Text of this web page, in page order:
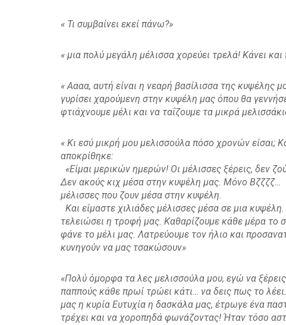
« Τι συμβαίνει εκεί πάνω?»
« μια πολύ μεγάλη μέλισσα χορεύει τρελά! Κάνει
« Αααα, αυτή είναι η νεαρή βασίλισσα της κυψέλης
γυρίσει χαρούμενη στην κυψέλη μας όπου θα
φτιάχνουμε μέλι και να ταΐζουμε τα μικρά
« Κι εσύ μικρή μου μελισσούλα πόσο χρονών είσαι;
αποκρίθηκε:
«Είμαι μερικών ημερών! Οι μέλισσες ξέρεις, δεν
Δεν ακούς κιχ μέσα στην κυψέλη μας. Μόνο Βζζζζ…
μέλισσες που ζουν μέσα στην κυψέλη.
Και είμαστε χιλιάδες μέλισσες μέσα σε μια
τελειώσει η τροφή μας. Καθαρίζουμε κάθε μέρα το
φάνε το μέλι μας. Λατρεύουμε τον ήλιο και
κυνηγούν να μας τσακώσουν»
«Πολύ όμορφα τα λες μελισσούλα μου, εγώ να
παππούς κάθε πρωί τρώει κάτι… να δεις πως το
μας η κυρία Ευτυχία η δασκάλα μας, έτρωγε ένα
τρέχει και να χοροπηδά φωνάζοντας! Ήταν τόσο